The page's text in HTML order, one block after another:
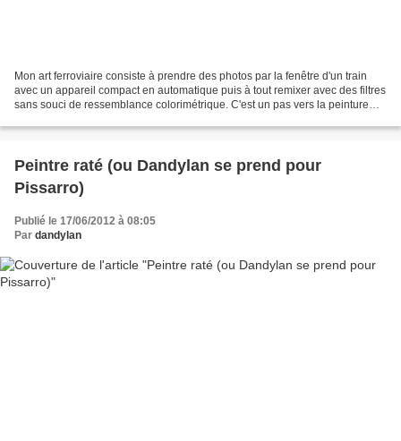
Mon art ferroviaire consiste à prendre des photos par la fenêtre d'un train
avec un appareil compact en automatique puis à tout remixer avec des filtres
sans souci de ressemblance colorimétrique. C'est un pas vers la peinture
Peintre raté (ou Dandylan se prend pour
Pissarro)
Publié le 17/06/2012 à 08:05
Par dandylan